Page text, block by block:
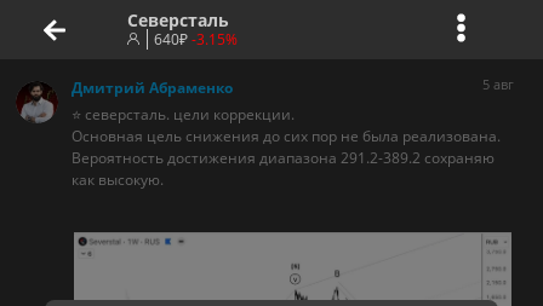
Северсталь
640₽ -3.15%
Дмитрий Абраменко
⭐️ северсталь. цели коррекции.
Основная цель снижения до сих пор не была реализована.
Вероятность достижения диапазона 291.2-389.2 сохраняю
как высокую.
5 авг